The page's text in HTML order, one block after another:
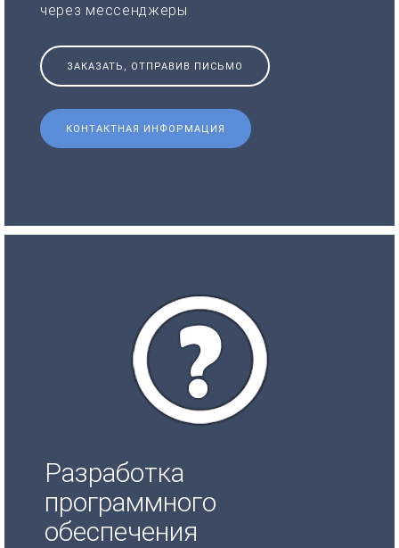
через мессенджеры
ЗАКАЗАТЬ, ОТПРАВИВ ПИСЬМО
КОНТАКТНАЯ ИНФОРМАЦИЯ
Разработка
программного
обеспечения